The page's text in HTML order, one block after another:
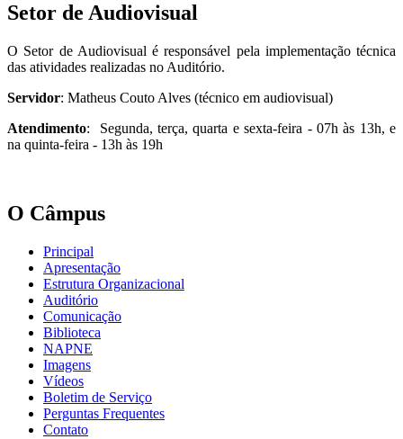
Setor de Audiovisual
O Setor de Audiovisual é responsável pela implementação técnica
das atividades realizadas no Auditório.
Servidor: Matheus Couto Alves (técnico em audiovisual)
Atendimento: Segunda, terça, quarta e sexta-feira - 07h às 13h, e
na quinta-feira - 13h às 19h
O Câmpus
Principal
Apresentação
Estrutura Organizacional
Auditório
Comunicação
Biblioteca
NAPNE
Imagens
Vídeos
Boletim de Serviço
Perguntas Frequentes
Contato